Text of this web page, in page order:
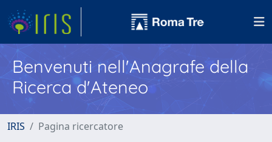
Benvenuti nell'Anagrafe della
Ricerca d'Ateneo
IRIS Pagina ricercatore